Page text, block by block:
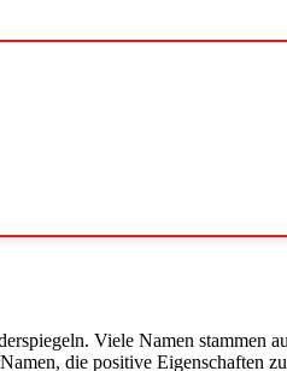
Viele Namen stammen
die positive Eigenschaften